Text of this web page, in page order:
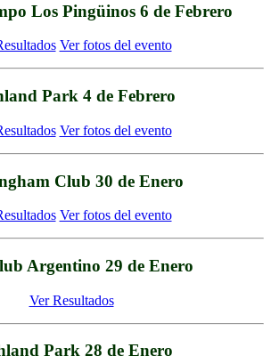
Los Pingüinos 6 de Febrero
Ver fotos del evento
Park 4 de Febrero
Ver fotos del evento
Club 30 de Enero
Ver fotos del evento
Argentino 29 de Enero
Ver Resultados
Park 28 de Enero